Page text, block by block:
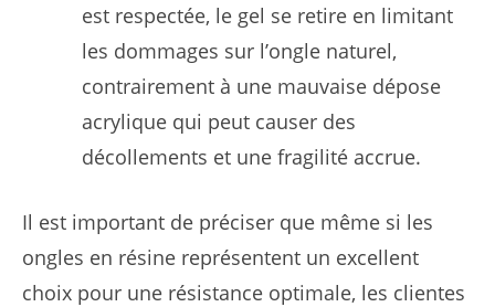
est respectée, le gel se retire en limitant
les dommages sur l’ongle naturel,
contrairement à une mauvaise dépose
acrylique qui peut causer des
décollements et une fragilité accrue.
Il est important de préciser que même si les
ongles en résine représentent un excellent
choix pour une résistance optimale, les clientes